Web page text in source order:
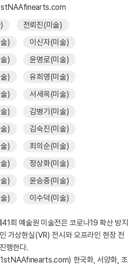
전뢰진(미술)
) 이신자(미술)
) 윤명로(미술)
) 유희영(미술)
) 서세옥(미술)
) 김병기 (미술)
) 김숙진(미술)
) 최의순(미술)
) 정상화(미술)
) 윤승중(미술)
) 이수덕(미술)
회 예술원 미술전은 코로나19 확산 방지
가상현실(VR) 전시와 오프라인 현장 전
행한다.
한국화, 서양화, 조